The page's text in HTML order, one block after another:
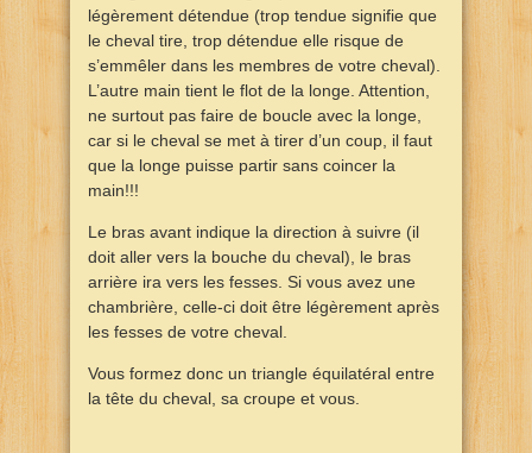
légèrement détendue (trop tendue signifie que
le cheval tire, trop détendue elle risque de
s’emmêler dans les membres de votre cheval).
L’autre main tient le flot de la longe. Attention,
ne surtout pas faire de boucle avec la longe,
car si le cheval se met à tirer d’un coup, il faut
que la longe puisse partir sans coincer la
main!!!
Le bras avant indique la direction à suivre (il
doit aller vers la bouche du cheval), le bras
arrière ira vers les fesses. Si vous avez une
chambrière, celle-ci doit être légèrement après
les fesses de votre cheval.
Vous formez donc un triangle équilatéral entre
la tête du cheval, sa croupe et vous.